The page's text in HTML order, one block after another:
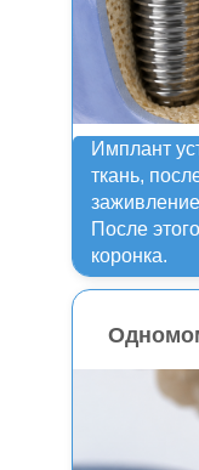
Имплант
ткань,
После
коронка.